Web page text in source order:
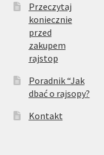
Przeczytaj
koniecznie
przed
zakupem
rajstop
Poradnik “Jak
dbać o rajsopy?
Kontakt